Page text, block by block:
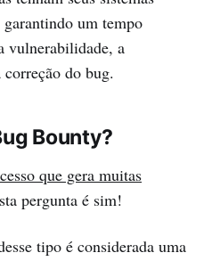
um tempo
vulnerabilidade, a
do bug.
Bounty?
que gera muitas
pergunta é sim!
tipo é considerada uma